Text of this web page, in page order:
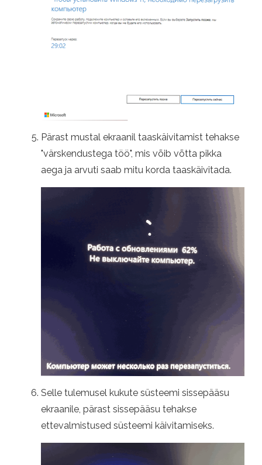
Pärast mustal ekraanil taaskäivitamist tehakse
"värskendustega töö", mis võib võtta pikka
aega ja arvuti saab mitu korda taaskäivitada.
Selle tulemusel kukute süsteemi sissepääsu
ekraanile, pärast sissepääsu tehakse
ettevalmistused süsteemi käivitamiseks.